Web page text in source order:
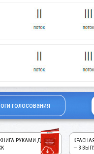
голосования
РУКАМИ ДЕТЕЙ!
— 3